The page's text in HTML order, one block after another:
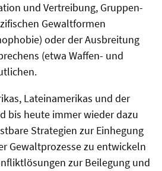
und Vertreibung, Gruppen-
Gewaltformen
oder der Ausbreitung
(etwa Waffen- und
Lateinamerikas und der
bis heute immer wieder dazu
Strategien zur Einhegung
Gewaltprozesse zu entwickeln
zur Beilegung und